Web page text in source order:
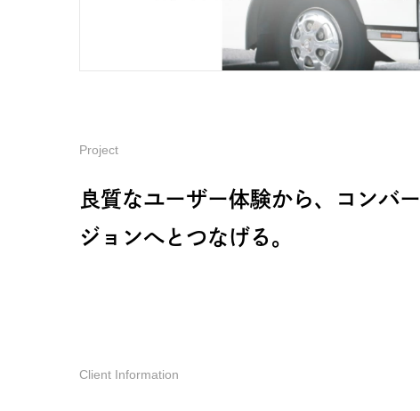
Project
良質なユーザー体験から、コンバー
ジョンへとつなげる。
Client Information